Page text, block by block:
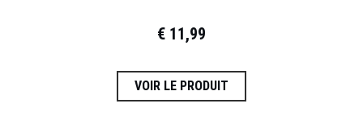
€ 11,99
VOIR LE PRODUIT